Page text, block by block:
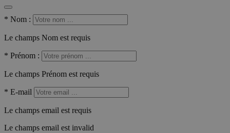
* Nom :
Le champs Nom est requis
* Prénom :
Le champs Prénom est requis
* E-mail
Le champs email est requis
Le champs email est invalid